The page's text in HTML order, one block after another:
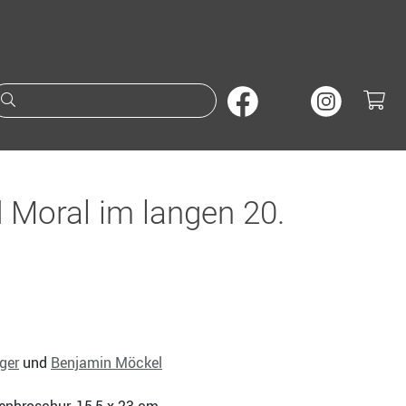
Suche nach Büchern oder
im langen 20.
und Benjamin Möckel